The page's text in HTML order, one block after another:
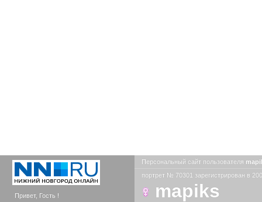
Привет, Гость !
Персональный сайт пользователя
портрет № 70301 зарегистрирован в
mapiks